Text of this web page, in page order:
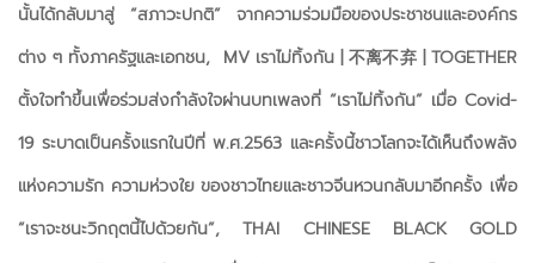
นั้นได้กลับมาสู่ “สภาวะปกติ” จากความร่วมมือของประชาชนและองค์กร
ต่าง ๆ ทั้งภาครัฐและเอกชน, MV เราไม่ทิ้งกัน | 不离不弃 | TOGETHER
ตั้งใจทำขึ้นเพื่อร่วมส่งกำลังใจผ่านบทเพลงที่ “เราไม่ทิ้งกัน” เมื่อ Covid-
19 ระบาดเป็นครั้งแรกในปีที่ พ.ศ.2563 และครั้งนี้ชาวโลกจะได้เห็นถึงพลัง
แห่งความรัก ความห่วงใย ของชาวไทยและชาวจีนหวนกลับมาอีกครั้ง เพื่อ
“เราจะชนะวิกฤตนี้ไปด้วยกัน”, THAI CHINESE BLACK GOLD